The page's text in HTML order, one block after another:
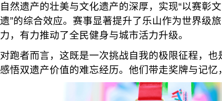
自然遗产的壮美与文化遗产的深厚，实现“以赛彰
遗”的综合效应。赛事显著提升了乐山作为世界级
力，有力推动了全民健身与城市活力升级。
对跑者而言，这既是一次挑战自我的极限征程，
感悟双遗产价值的难忘经历。他们带走奖牌与记